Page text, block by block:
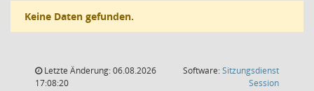
Keine Daten gefunden.
Letzte Änderung: 06.08.2026
17:08:20
Software:Sitzungsdienst
Session(Wird in